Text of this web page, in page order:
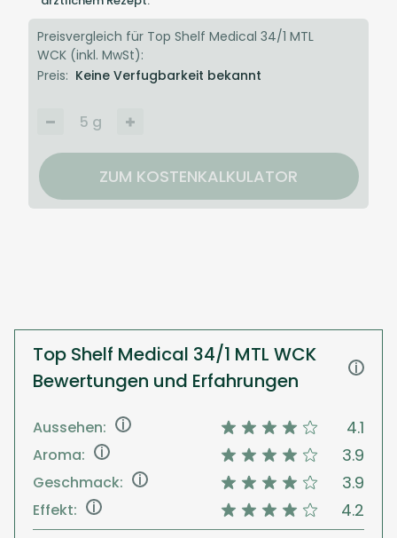
Preisvergleich für Top Shelf Medical 34/1 MTL
WCK (inkl. MwSt):
Preis: Keine Verfugbarkeit bekannt
5 g
ZUM KOSTENKALKULATOR
Top Shelf Medical 34/1 MTL WCK
Bewertungen und Erfahrungen
i
Aussehen: i 4.1
Aroma: i 3.9
Geschmack: i 3.9
Effekt: i
4.2